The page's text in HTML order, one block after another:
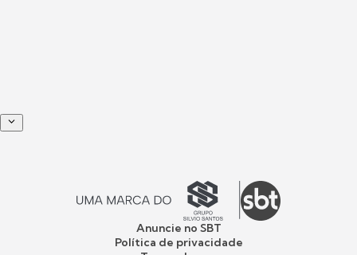
Anuncie no SBT
Política de privacidade